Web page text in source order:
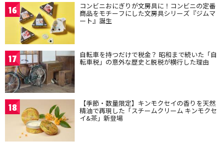
16 コンビニおにぎりが文房具に！コンビニの定番
商品をモチーフにした文房具シリーズ『ジムマ
ート』誕生
17 自転車を持つだけで税金？ 昭和まで続いた「自
転車税」の意外な歴史と脱税が横行した理由
18 【季節・数量限定】キンモクセイの香りを天然
精油で再現した「スチームクリーム キンモクセ
イ&茶」新登場